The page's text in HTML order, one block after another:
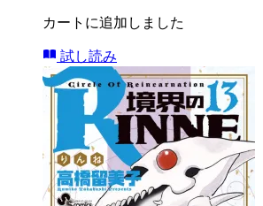
カートに追加しました
試し読み